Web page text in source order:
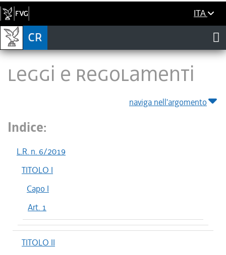
ITA
LEGGI E REGOLAMENTI
naviga nell'argomento
Indice:
L.R. n. 6/2019
TITOLO I
Capo I
Art. 1
TITOLO II